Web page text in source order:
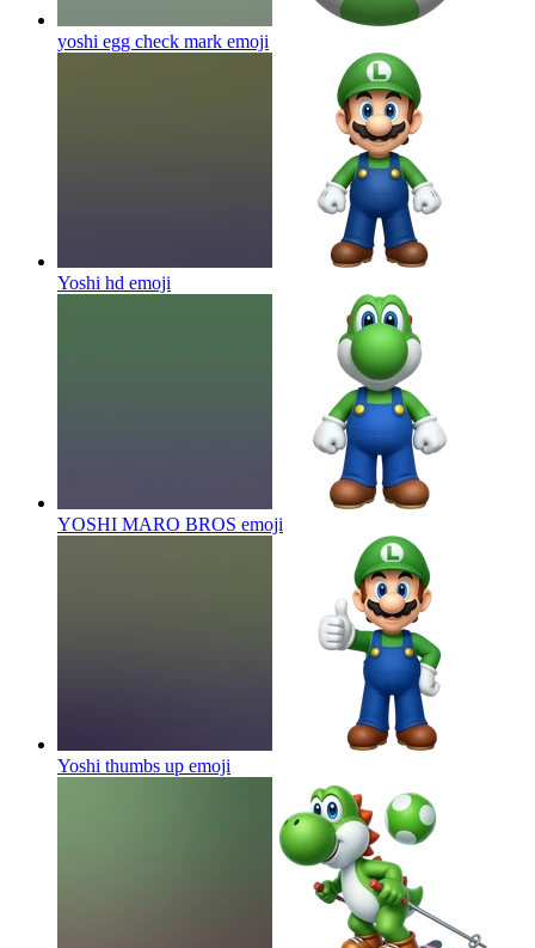
yoshi egg check mark emoji
Yoshi hd emoji
YOSHI MARO BROS emoji
Yoshi thumbs up emoji